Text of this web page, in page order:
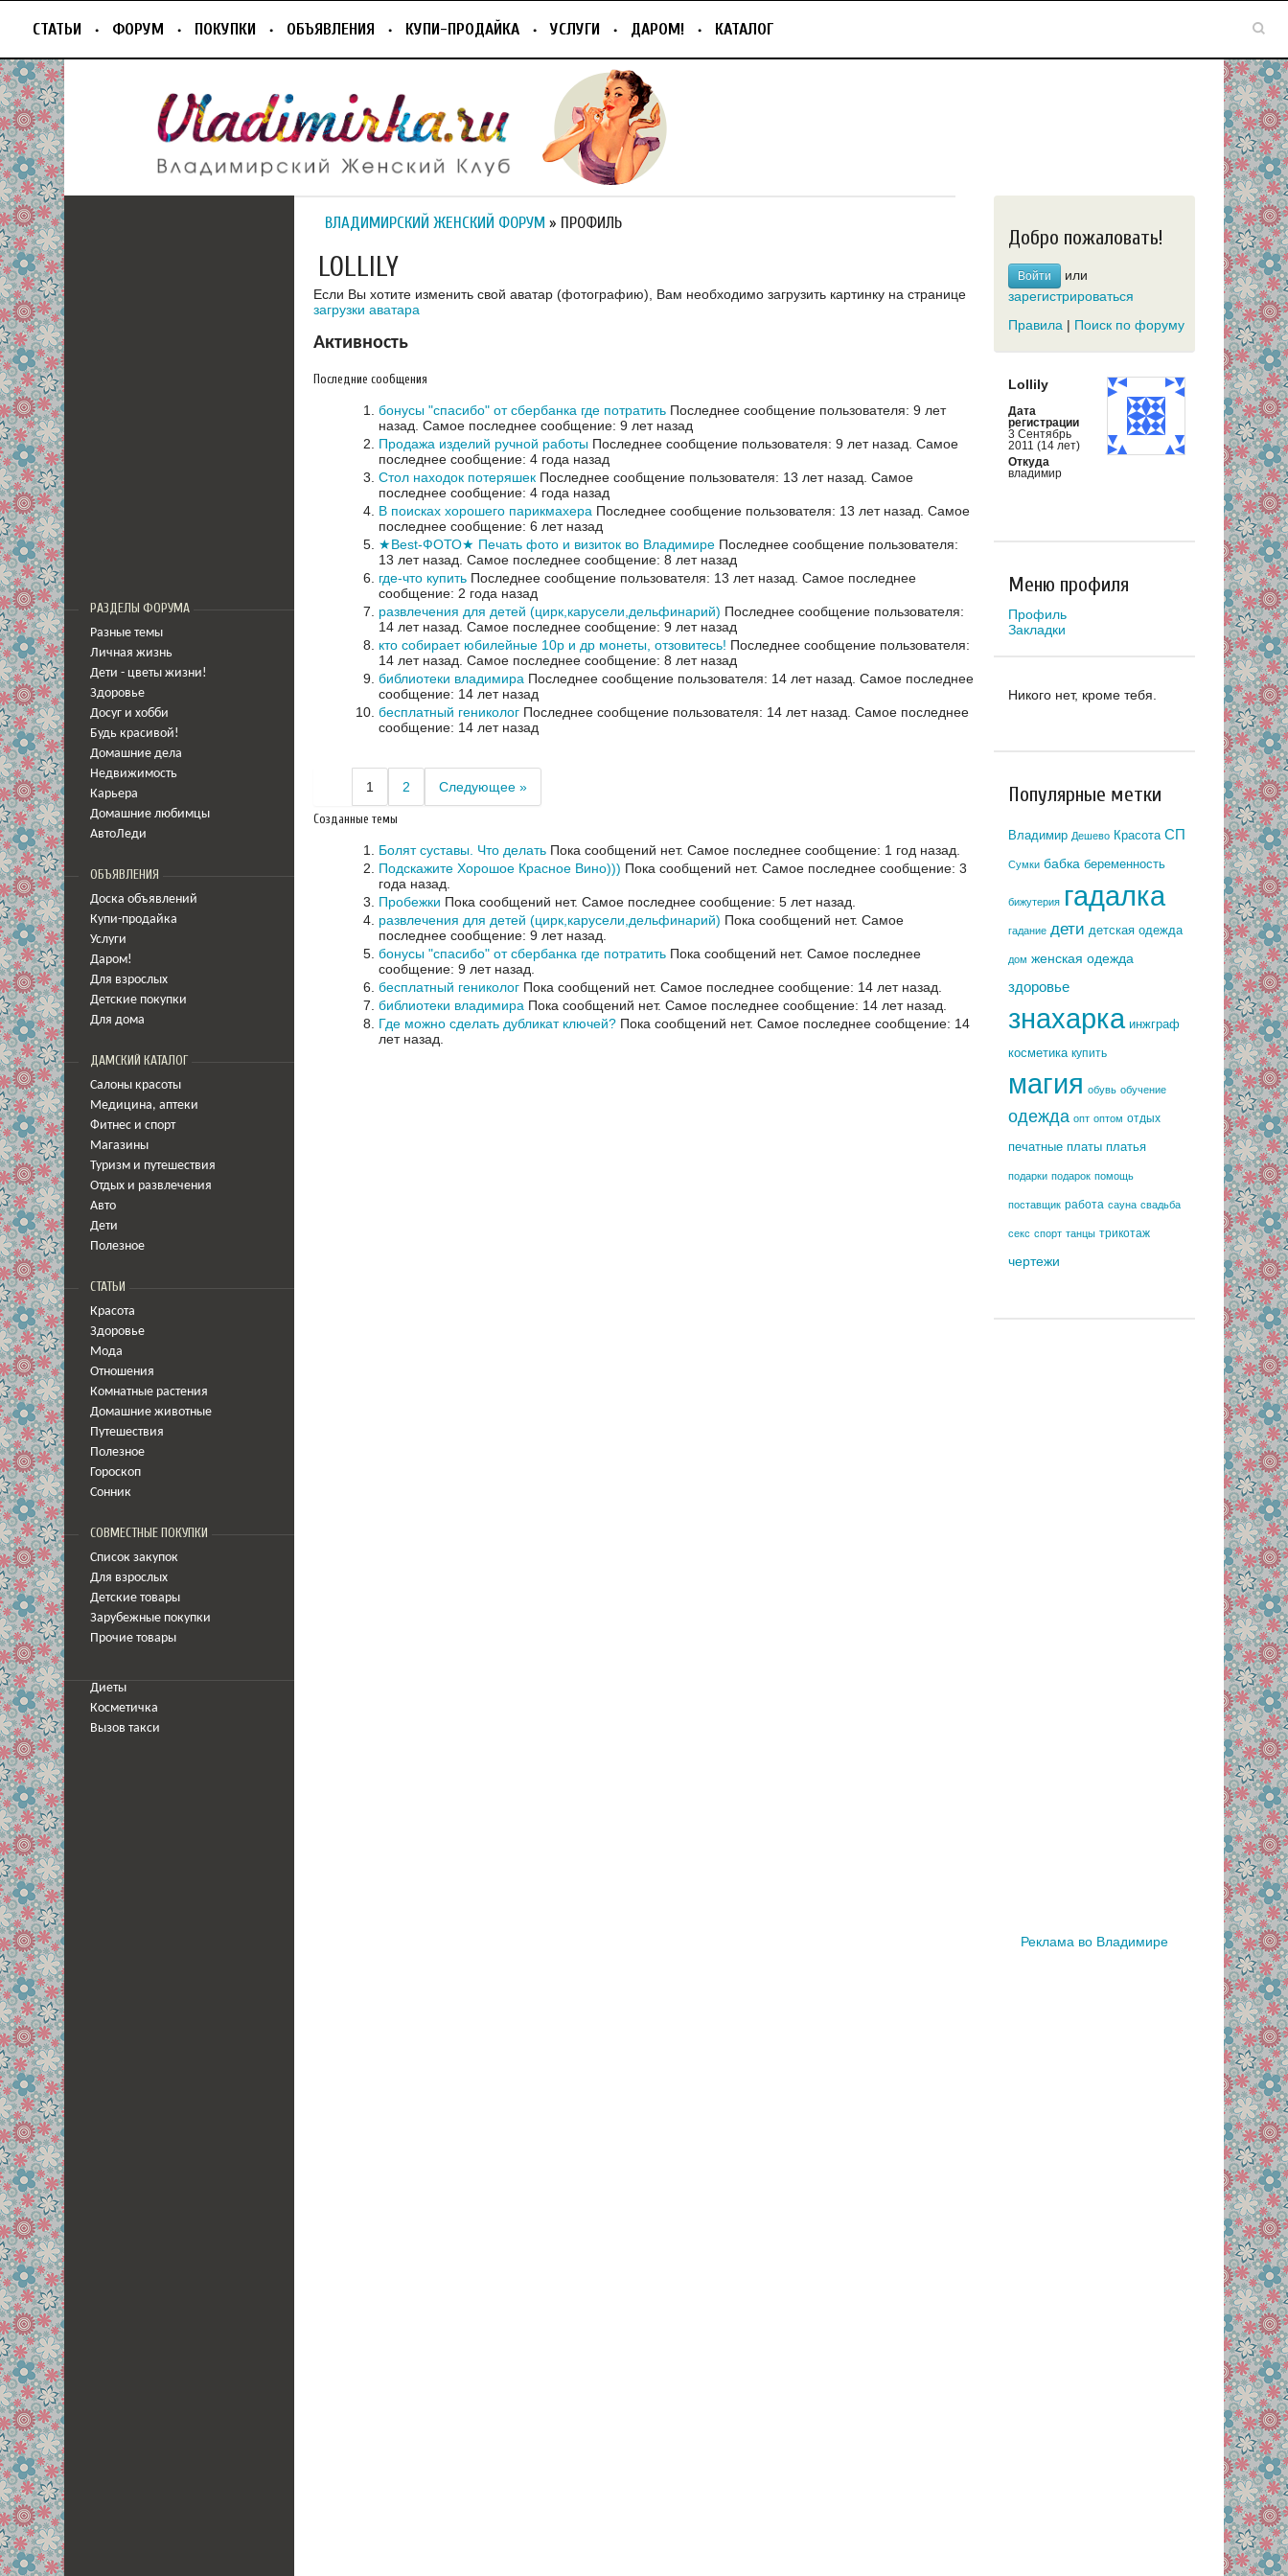
СТАТЬИ ФОРУМ ПОКУПКИ ОБЪЯВЛЕНИЯ КУПИ-ПРОДАЙКА УСЛУГИ ДАРОМ! КАТАЛОГ
РАЗДЕЛЫ ФОРУМА
Разные темы
Личная жизнь
Дети - цветы жизни!
Здоровье
Досуг и хобби
Будь красивой!
Домашние дела
Недвижимость
Карьера
Домашние любимцы
АвтоЛеди
ОБЪЯВЛЕНИЯ
Доска объявлений
Купи-продайка
Услуги
Даром!
Для взрослых
Детские покупки
Для дома
ДАМСКИЙ КАТАЛОГ
Салоны красоты
Медицина, аптеки
Фитнес и спорт
Магазины
Туризм и путешествия
Отдых и развлечения
Авто
Дети
Полезное
СТАТЬИ
Красота
Здоровье
Мода
Отношения
Комнатные растения
Домашние животные
Путешествия
Полезное
Гороскоп
Сонник
СОВМЕСТНЫЕ ПОКУПКИ
Список закупок
Для взрослых
Детские товары
Зарубежные покупки
Прочие товары
Диеты
Косметичка
Вызов такси
ВЛАДИМИРСКИЙ ЖЕНСКИЙ ФОРУМ » ПРОФИЛЬ
LOLLILY
Если Вы хотите изменить свой аватар (фотографию), Вам необходимо загрузить картинку на странице
загрузки аватара
Активность
Последние сообщения
бонусы "спасибо" от сбербанка где потратить Последнее сообщение пользователя: 9 лет
назад. Самое последнее сообщение: 9 лет назад
Продажа изделий ручной работы Последнее сообщение пользователя: 9 лет назад. Самое
последнее сообщение: 4 года назад
Стол находок потеряшек Последнее сообщение пользователя: 13 лет назад. Самое
последнее сообщение: 4 года назад
В поисках хорошего парикмахера Последнее сообщение пользователя: 13 лет назад. Самое
последнее сообщение: 6 лет назад
★Best-ФОТО★ Печать фото и визиток во Владимире Последнее сообщение пользователя:
13 лет назад. Самое последнее сообщение: 8 лет назад
где-что купить Последнее сообщение пользователя: 13 лет назад. Самое последнее
сообщение: 2 года назад
развлечения для детей (цирк,карусели,дельфинарий) Последнее сообщение пользователя:
14 лет назад. Самое последнее сообщение: 9 лет назад
кто собирает юбилейные 10р и др монеты, отзовитесь! Последнее сообщение пользователя:
14 лет назад. Самое последнее сообщение: 8 лет назад
библиотеки владимира Последнее сообщение пользователя: 14 лет назад. Самое последнее
сообщение: 14 лет назад
бесплатный гениколог Последнее сообщение пользователя: 14 лет назад. Самое последнее
сообщение: 14 лет назад
1 2 Следующее »
Созданные темы
Болят суставы. Что делать Пока сообщений нет. Самое последнее сообщение: 1 год назад.
Подскажите Хорошое Красное Вино))) Пока сообщений нет. Самое последнее сообщение: 3
года назад.
Пробежки Пока сообщений нет. Самое последнее сообщение: 5 лет назад.
развлечения для детей (цирк,карусели,дельфинарий) Пока сообщений нет. Самое
последнее сообщение: 9 лет назад.
бонусы "спасибо" от сбербанка где потратить Пока сообщений нет. Самое последнее
сообщение: 9 лет назад.
бесплатный гениколог Пока сообщений нет. Самое последнее сообщение: 14 лет назад.
библиотеки владимира Пока сообщений нет. Самое последнее сообщение: 14 лет назад.
Где можно сделать дубликат ключей? Пока сообщений нет. Самое последнее сообщение: 14
лет назад.
Добро пожаловать!
Войти
или
зарегистрироваться
Правила | Поиск по форуму
Lollily
Дата
регистрации
3 Сентябрь
2011 (14 лет)
Откуда
владимир
Меню профиля
Профиль
Закладки
Никого нет, кроме тебя.
Популярные метки
Владимир Дешево Красота СП
Сумки бабка беременность
бижутерия гадалка
гадание дети детская одежда
дом женская одежда
здоровье
знахарка инжграф
косметика купить
магия обувь обучение
одежда опт оптом отдых
печатные платы платья
подарки подарок помощь
поставщик работа сауна свадьба
секс спорт танцы трикотаж
чертежи
Реклама во Владимире